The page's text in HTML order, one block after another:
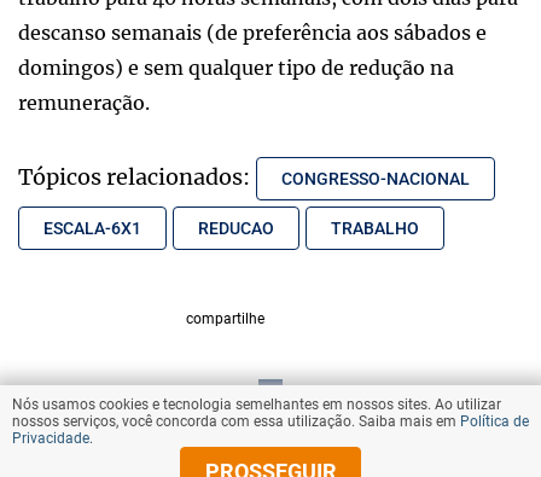
descanso semanais (de preferência aos sábados e
domingos) e sem qualquer tipo de redução na
remuneração.
Tópicos relacionados: CONGRESSO-NACIONAL
ESCALA-6X1 REDUCAO TRABALHO
compartilhe
VOLTAR AO TOPO
© Copyright 2026 Diários Associados
Nós usamos cookies e tecnologia semelhantes em nossos sites. Ao utilizar
nossos serviços, você concorda com essa utilização. Saiba mais em Política de
Privacidade.
PROSSEGUIR